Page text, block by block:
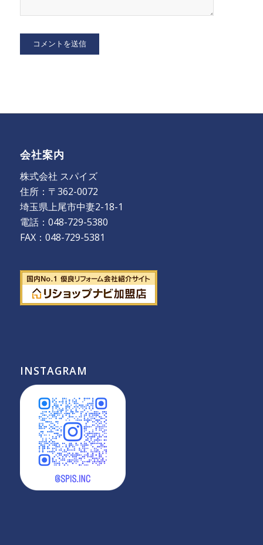
会社案内
株式会社 スパイズ
住所：〒362-0072
埼玉県上尾市中妻2-18-1
電話：048-729-5380
FAX：048-729-5381
INSTAGRAM